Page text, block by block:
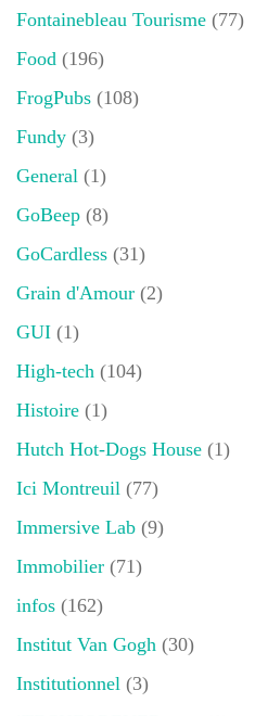
Fontainebleau Tourisme (77)
Food (196)
FrogPubs (108)
Fundy (3)
General (1)
GoBeep (8)
GoCardless (31)
Grain d'Amour (2)
GUI (1)
High-tech (104)
Histoire (1)
Hutch Hot-Dogs House (1)
Ici Montreuil (77)
Immersive Lab (9)
Immobilier (71)
infos (162)
Institut Van Gogh (30)
Institutionnel (3)